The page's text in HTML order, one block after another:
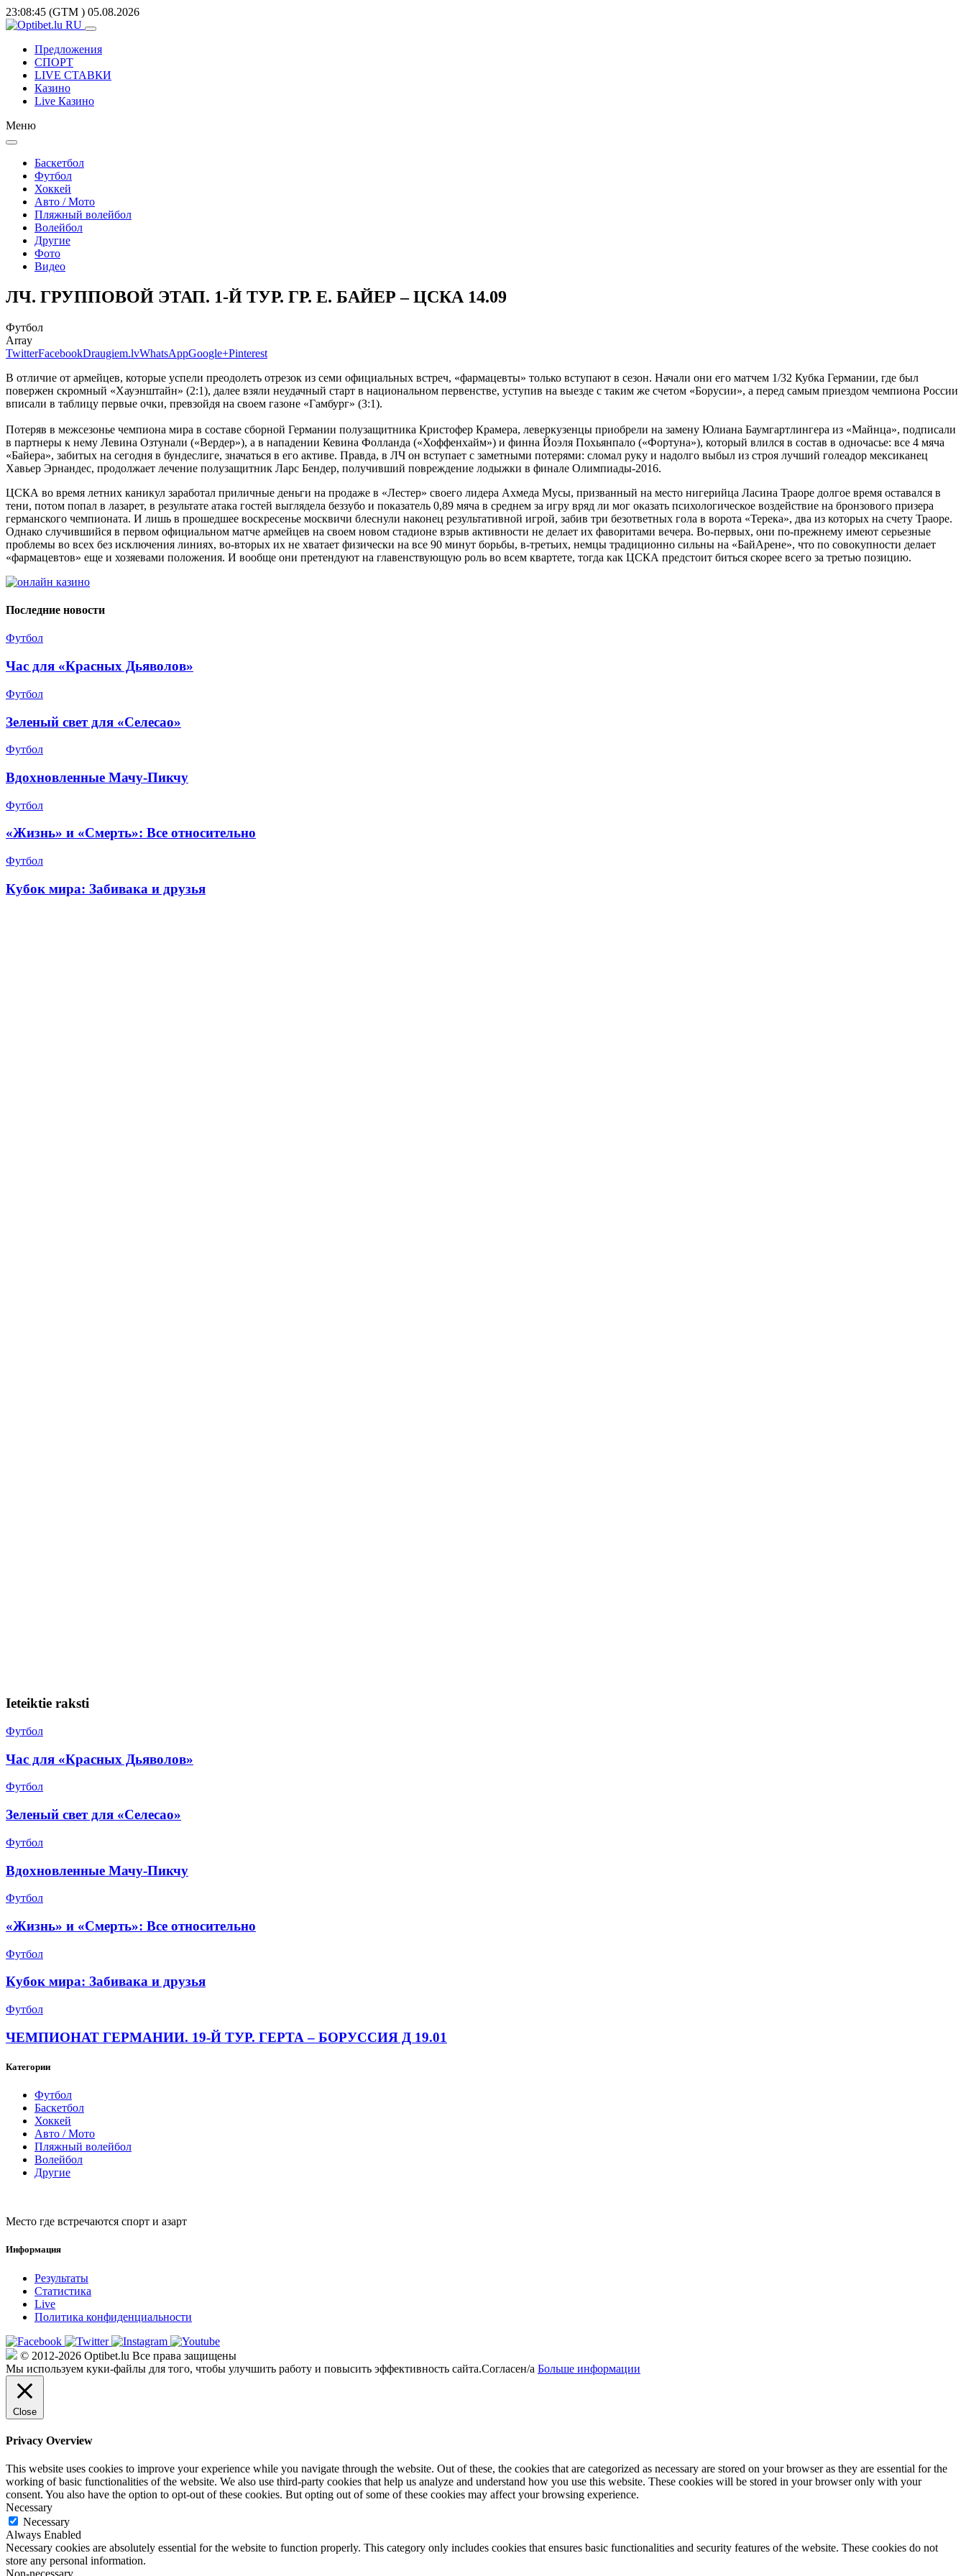
23:08:45 (GTM ) 05.08.2026
Предложения
СПОРТ
LIVE СТАВКИ
Казино
Live Казино
Меню
Баскетбол
Футбол
Хоккей
Авто / Мото
Пляжный волейбол
Волейбол
Другие
Фото
Видео
ЛЧ. ГРУППОВОЙ ЭТАП. 1-Й ТУР. ГР. Е. БАЙЕР – ЦСКА 14.09
Футбол
Array
TwitterFacebookDraugiem.lvWhatsAppGoogle+Pinterest
В отличие от армейцев, которые успели преодолеть отрезок из семи официальных встреч, «фармацевты» только вступают в сезон. Начали они его матчем 1/32 Кубка Германии, где был
повержен скромный «Хауэнштайн» (2:1), далее взяли неудачный старт в национальном первенстве, уступив на выезде с таким же счетом «Борусии», а перед самым приездом чемпиона России
вписали в таблицу первые очки, превзойдя на своем газоне «Гамбург» (3:1).
Потеряв в межсезонье чемпиона мира в составе сборной Германии полузащитника Кристофер Крамера, леверкузенцы приобрели на замену Юлиана Баумгартлингера из «Майнца», подписали
в партнеры к нему Левина Озтунали («Вердер»), а в нападении Кевина Фолланда («Хоффенхайм») и финна Йоэля Похьянпало («Фортуна»), который влился в состав в одночасье: все 4 мяча
«Байера», забитых на сегодня в бундеслиге, значаться в его активе. Правда, в ЛЧ он вступает с заметными потерями: сломал руку и надолго выбыл из строя лучший голеадор мексиканец
Хавьер Эрнандес, продолжает лечение полузащитник Ларс Бендер, получивший повреждение лодыжки в финале Олимпиады-2016.
ЦСКА во время летних каникул заработал приличные деньги на продаже в «Лестер» своего лидера Ахмеда Мусы, призванный на место нигерийца Ласина Траоре долгое время оставался в
тени, потом попал в лазарет, в результате атака гостей выглядела беззубо и показатель 0,89 мяча в среднем за игру вряд ли мог оказать психологическое воздействие на бронзового призера
германского чемпионата. И лишь в прошедшее воскресенье москвичи блеснули наконец результативной игрой, забив три безответных гола в ворота «Терека», два из которых на счету Траоре.
Однако случившийся в первом официальном матче армейцев на своем новом стадионе взрыв активности не делает их фаворитами вечера. Во-первых, они по-прежнему имеют серьезные
проблемы во всех без исключения линиях, во-вторых их не хватает физически на все 90 минут борьбы, в-третьих, немцы традиционно сильны на «БайАрене», что по совокупности делает
«фармацевтов» еще и хозяевами положения. И вообще они претендуют на главенствующую роль во всем квартете, тогда как ЦСКА предстоит биться скорее всего за третью позицию.
Последние новости
Футбол
Час для «Красных Дьяволов»
Футбол
Зеленый свет для «Селесао»
Футбол
Вдохновленные Мачу-Пикчу
Футбол
«Жизнь» и «Смерть»: Все относительно
Футбол
Кубок мира: Забивака и друзья
Ieteiktie raksti
Футбол
Час для «Красных Дьяволов»
Футбол
Зеленый свет для «Селесао»
Футбол
Вдохновленные Мачу-Пикчу
Футбол
«Жизнь» и «Смерть»: Все относительно
Футбол
Кубок мира: Забивака и друзья
Футбол
ЧЕМПИОНАТ ГЕРМАНИИ. 19-Й ТУР. ГЕРТА – БОРУССИЯ Д 19.01
Категории
Футбол
Баскетбол
Хоккей
Авто / Мото
Пляжный волейбол
Волейбол
Другие
Место где встречаются спорт и азарт
Информация
Результаты
Статистика
Live
Политика конфиденциальности
© 2012-2026 Optibet.lu Все права защищены
Мы используем куки-файлы для того, чтобы улучшить работу и повысить эффективность сайта.Согласен/а Больше информации
Close
Privacy Overview
This website uses cookies to improve your experience while you navigate through the website. Out of these, the cookies that are categorized as necessary are stored on your browser as they are essential for the
working of basic functionalities of the website. We also use third-party cookies that help us analyze and understand how you use this website. These cookies will be stored in your browser only with your
consent. You also have the option to opt-out of these cookies. But opting out of some of these cookies may affect your browsing experience.
Necessary
Necessary
Always Enabled
Necessary cookies are absolutely essential for the website to function properly. This category only includes cookies that ensures basic functionalities and security features of the website. These cookies do not
store any personal information.
Non-necessary